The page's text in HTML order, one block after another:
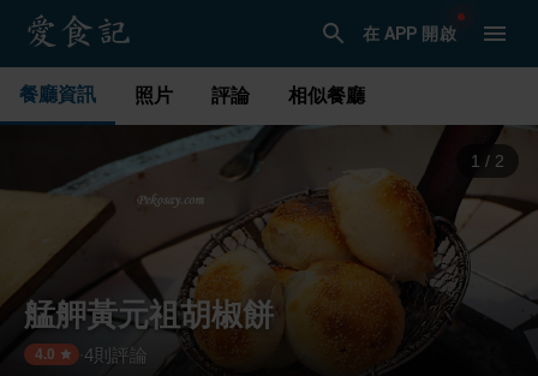
在 APP 開啟
餐廳資訊 照片 評論 相似餐廳
1 / 2
艋舺黃元祖胡椒餅
4.0 4則評論